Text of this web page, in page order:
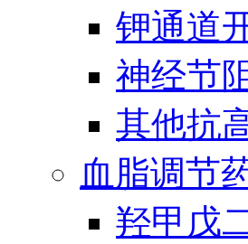
钾通道
神经节
其他抗
血脂调节
羟甲戊